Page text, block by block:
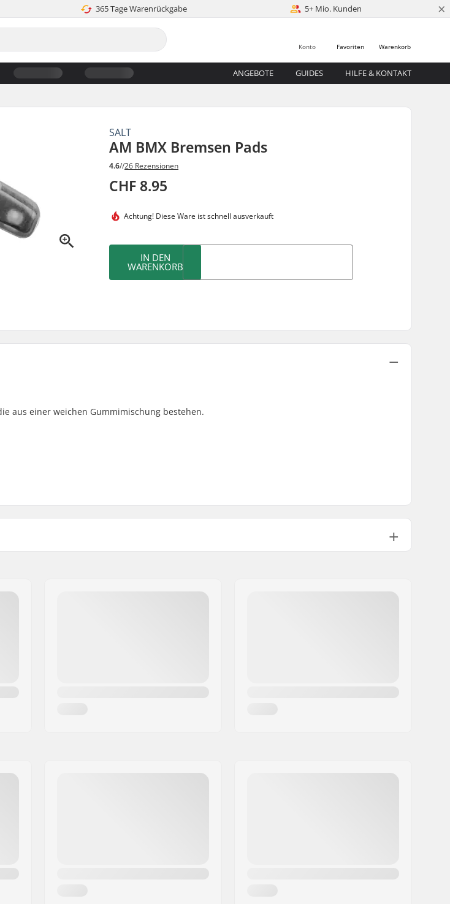
365 Tage Warenrückgabe 5+ Mio. Kunden ×
Warenkorb
Favoriten
Konto
ANGEBOTE GUIDES HILFE & KONTAKT
SALT
AM BMX Bremsen Pads
4.6//26 Rezensionen
CHF 8.95
Achtung! Diese Ware istschnell ausverkauft
IN DEN
WARENKORB
aus einer weichen Gummimischung bestehen.